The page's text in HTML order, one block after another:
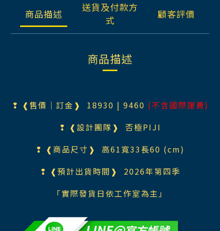
商品描述
送貨及付款方
式
顧客評價
商品描述
❢ ❰售價｜訂金❱ 18930 | 9460 (不含國際運費)
❢ ❰設計團隊❱ 否極PIJI
❢ ❰商品尺寸❱ 高61寬33長60 (cm)
❢ ❰預計出貨時間❱ 2026年第四季
「實際發貨日依工作室為主」